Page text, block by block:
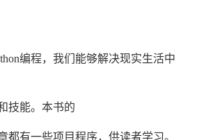
编程，我们能够解决现实生活中
技能。本书的
有一些项目程序，供读者学习。